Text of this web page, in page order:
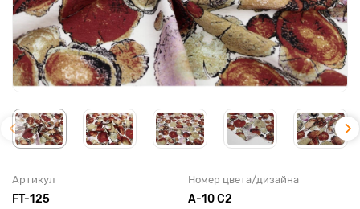
Артикул
FT-125
Номер цвета/дизайна
A-10 C2